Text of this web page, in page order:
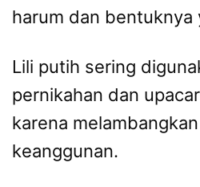
harum dan bentuknya
Lili putih sering
pernikahan dan
karena
keanggunan.